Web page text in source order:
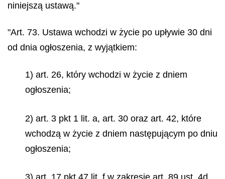
niniejszą ustawą."
"Art. 73. Ustawa wchodzi w życie po upływie 30 dni
od dnia ogłoszenia, z wyjątkiem:
1) art. 26, który wchodzi w życie z dniem
ogłoszenia;
2) art. 3 pkt 1 lit. a, art. 30 oraz art. 42, które
wchodzą w życie z dniem następującym po dniu
ogłoszenia;
3) art. 17 pkt 47 lit. f w zakresie art. 89 ust. 4d